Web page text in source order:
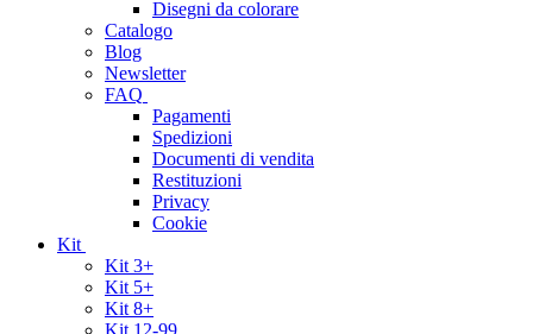
Disegni da colorare
Catalogo
Blog
Newsletter
FAQ
Pagamenti
Spedizioni
Documenti di vendita
Restituzioni
Privacy
Cookie
Kit
Kit 3+
Kit 5+
Kit 8+
Kit 12-99